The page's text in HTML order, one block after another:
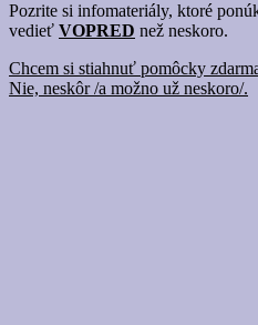
Pozrite si infomateriály, ktoré
vedieť VOPRED než neskoro.
Chcem si stiahnuť pomôcky
Nie, neskôr /a možno už neskoro/.